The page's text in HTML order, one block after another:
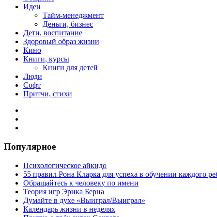
Идеи
Тайм-менеджмент
Деньги, бизнес
Дети, воспитание
Здоровый образ жизни
Кино
Книги, курсы
Книги для детей
Люди
Софт
Притчи, стихи
Популярное
Психологическое айкидо
55 правил Рона Кларка для успеха в обучении каждого
Обращайтесь к человеку по имени
Теория игр Эрика Берна
Думайте в духе «Выиграл/Выиграл»
Календарь жизни в неделях